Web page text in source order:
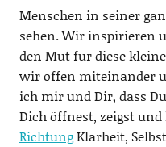
Menschen in seiner
sehen. Wir inspirieren
den Mut für diese
wir offen miteinander
ich mir und Dir, dass
Dich öffnest, zeigst
RichtungKlarheit,